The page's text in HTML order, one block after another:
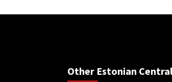
Other Estonian